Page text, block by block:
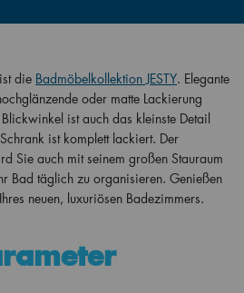
die Badmöbelkollektion JESTY. Elegante
oder matte Lackierung
ist auch das kleinste Detail
ist komplett lackiert. Der
Sie auch mit seinem großen Stauraum
Bad täglich zu organisieren. Genießen
neuen, luxuriösen Badezimmers.